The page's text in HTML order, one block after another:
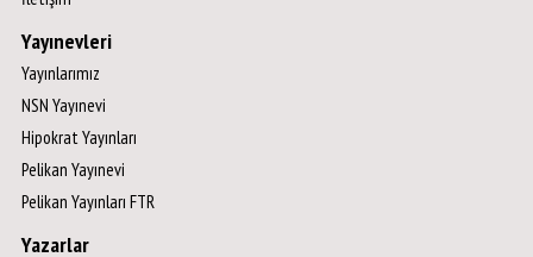
Yayınevleri
Yayınlarımız
NSN Yayınevi
Hipokrat Yayınları
Pelikan Yayınevi
Pelikan Yayınları FTR
Yazarlar